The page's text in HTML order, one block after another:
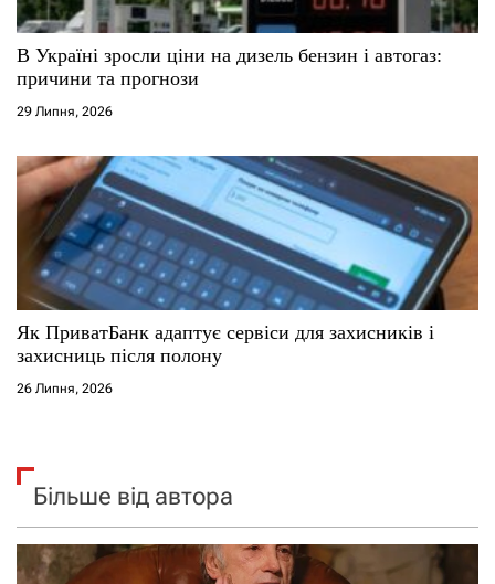
В Україні зросли ціни на дизель бензин і автогаз:
причини та прогнози
29 Липня, 2026
Як ПриватБанк адаптує сервіси для захисників і
захисниць після полону
26 Липня, 2026
Більше від автора